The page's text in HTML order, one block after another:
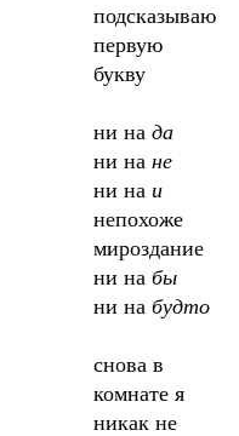
подсказываю
первую
букву
ни нада
ни нане
ни на и
непохоже
мироздание
ни набы
ни набудто
снова в
комнате я
никак не